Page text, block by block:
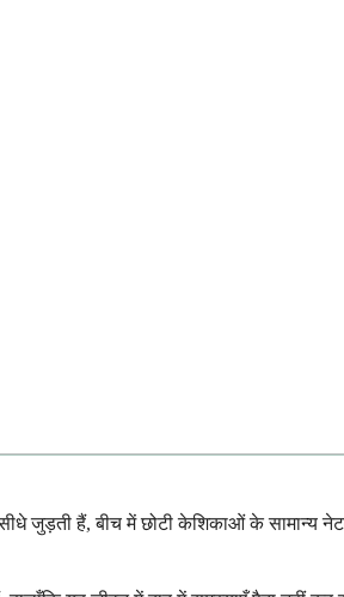
जुड़ती हैं, बीच में छोटी केशिकाओं के सामान्य